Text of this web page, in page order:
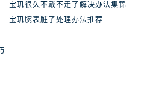
宝玑很久不戴不走了解决办法集锦
宝玑腕表脏了处理办法推荐